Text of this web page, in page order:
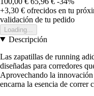
+3,30 € ofrecidos en tu
validación de tu pedido
Loading...
Descripción
Las zapatillas de running
diseñadas para corredores
Aprovechando la
encarna la esencia de correr